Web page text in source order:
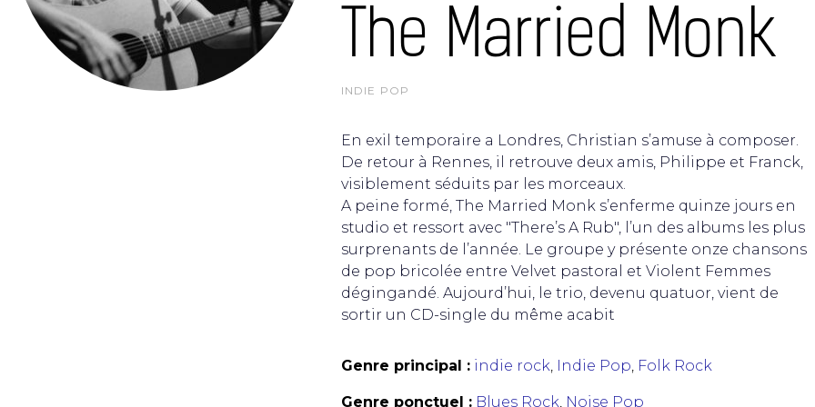
The Married Monk
INDIE POP
En exil temporaire a Londres, Christian s’amuse à composer.
De retour à Rennes, il retrouve deux amis, Philippe et Franck,
visiblement séduits par les morceaux.
A peine formé, The Married Monk s’enferme quinze jours en
studio et ressort avec "There’s A Rub", l’un des albums les plus
surprenants de l’année. Le groupe y présente onze chansons
de pop bricolée entre Velvet pastoral et Violent Femmes
dégingandé. Aujourd’hui, le trio, devenu quatuor, vient de
sortir un CD-single du même acabit
Genre principal : indie rock, Indie Pop, Folk Rock
Genre ponctuel : Blues Rock, Noise Pop